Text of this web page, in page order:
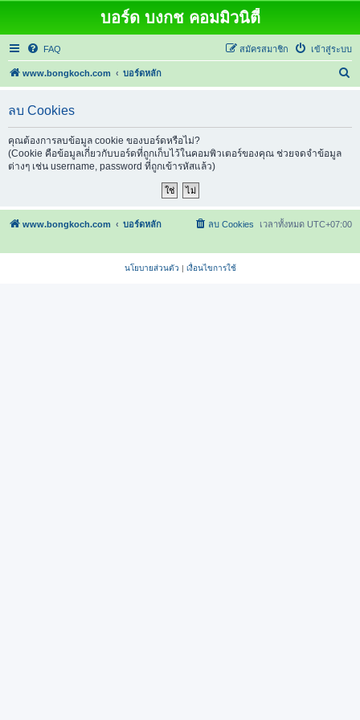
บอร์ด บงกช คอมมิวนิตี้
FAQ เข้าสู่ระบบ
สมัครสมาชิก
www.bongkoch.com บอร์ดหลัก
า
ลบ Cookies
คุณต้องการลบข้อมูล cookie ของบอร์ดหรือไม่?
(Cookie คือข้อมูลเกี่ยวกับบอร์ดที่ถูกเก็บไว้ในคอมพิวเตอร์ของคุณ ช่วยจดจำข้อมูล
ต่างๆ เช่น username, password ที่ถูกเข้ารหัสแล้ว)
www.bongkoch.com บอร์ดหลัก เวลาทั้งหมด UTC+07:00
ลบ Cookies
นโยบายส่วนตัว | เงื่อนไขการใช้